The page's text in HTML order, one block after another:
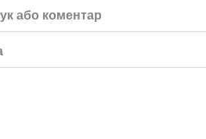
або коментар